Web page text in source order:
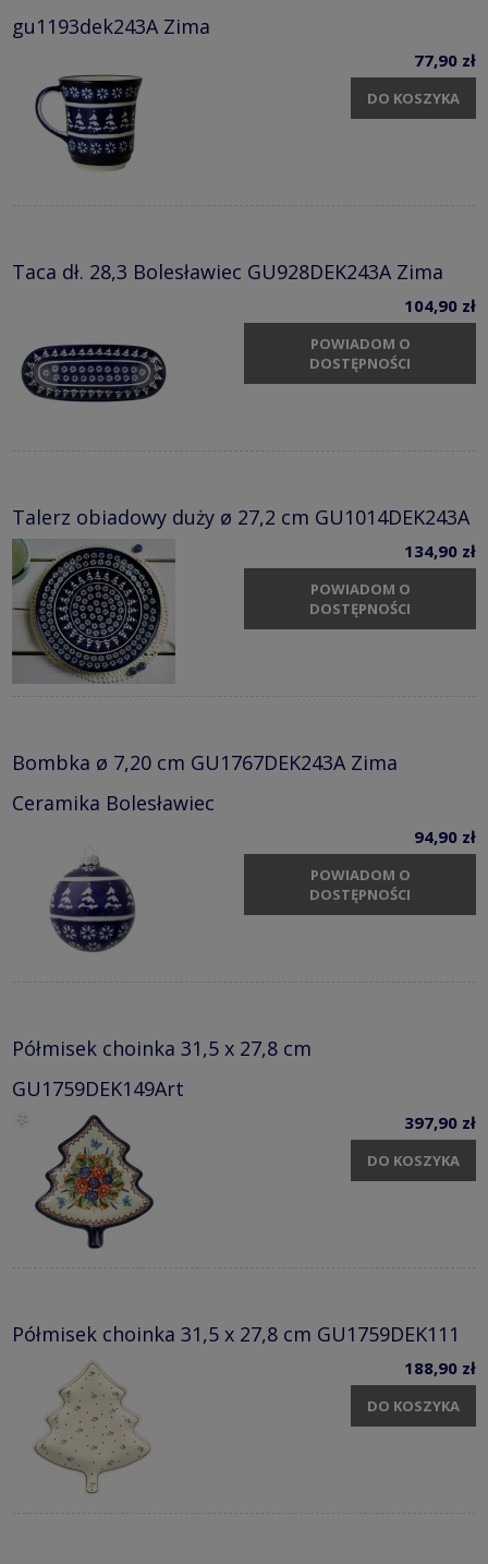
gu1193dek243A Zima
77,90 zł
DO KOSZYKA
Taca dł. 28,3 Bolesławiec GU928DEK243A Zima
104,90 zł
POWIADOM O
DOSTĘPNOŚCI
Talerz obiadowy duży ø 27,2 cm GU1014DEK243A
134,90 zł
POWIADOM O
DOSTĘPNOŚCI
Bombka ø 7,20 cm GU1767DEK243A Zima
Ceramika Bolesławiec
94,90 zł
POWIADOM O
DOSTĘPNOŚCI
Półmisek choinka 31,5 x 27,8 cm
GU1759DEK149Art
397,90 zł
DO KOSZYKA
Półmisek choinka 31,5 x 27,8 cm GU1759DEK111
188,90 zł
DO KOSZYKA